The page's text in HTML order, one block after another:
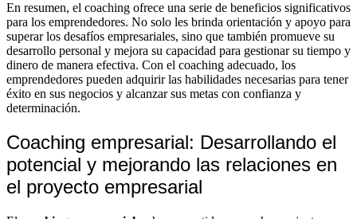
En resumen, el coaching ofrece una serie de beneficios significativos
para los emprendedores. No solo les brinda orientación y apoyo para
superar los desafíos empresariales, sino que también promueve su
desarrollo personal y mejora su capacidad para gestionar su tiempo y
dinero de manera efectiva. Con el coaching adecuado, los
emprendedores pueden adquirir las habilidades necesarias para tener
éxito en sus negocios y alcanzar sus metas con confianza y
determinación.
Coaching empresarial: Desarrollando el
potencial y mejorando las relaciones en
el proyecto empresarial